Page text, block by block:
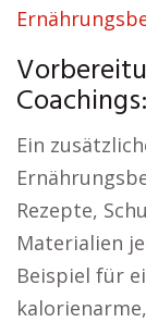
Coachings:
Ein
Rezepte,
Materialien
Beispiel für